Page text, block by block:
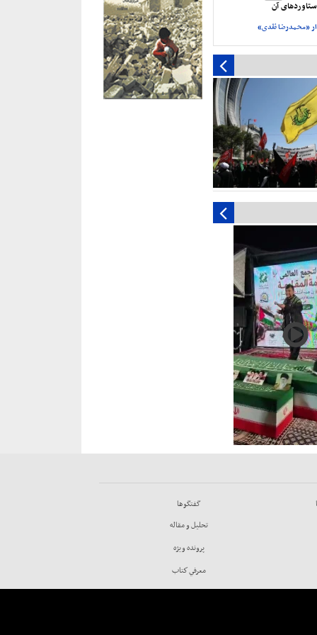
آن
«محمدرضا نقدی»
گفتگوها
تحليل و مقاله
پرونده ويژه
معرفي كتاب